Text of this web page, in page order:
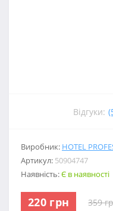
Відгуки:
Виробник: HOTEL
Артикул: 50904747
Наявність:Є в наявності
220 грн 359